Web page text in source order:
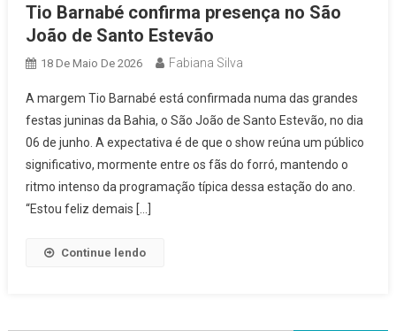
Tio Barnabé confirma presença no São
João de Santo Estevão
18 De Maio De 2026 Fabiana Silva
A margem Tio Barnabé está confirmada numa das grandes
festas juninas da Bahia, o São João de Santo Estevão, no dia
06 de junho. A expectativa é de que o show reúna um público
significativo, mormente entre os fãs do forró, mantendo o
ritmo intenso da programação típica dessa estação do ano.
“Estou feliz demais […]
Continue lendo